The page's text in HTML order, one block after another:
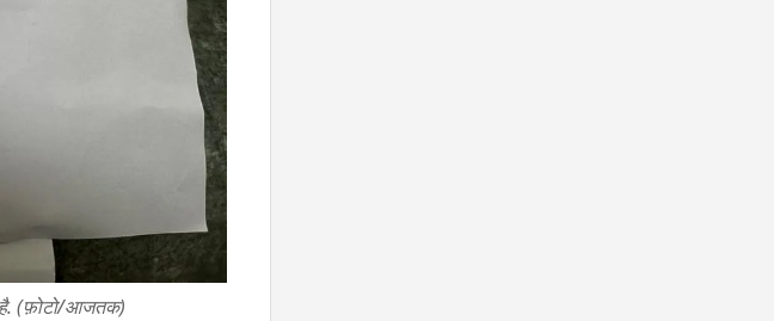
है. (फ़ोटो/आजतक)